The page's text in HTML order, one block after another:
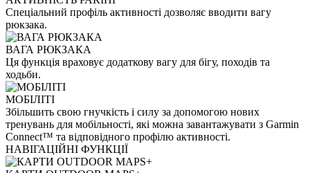
Спеціальний профіль активності дозволяє вводити вагу
рюкзака.
ВАГА РЮКЗАКА
Ця функція враховує додаткову вагу для бігу, походів та
ходьби.
МОБІЛІТІ
Збільшить свою гнучкість і силу за допомогою нових
тренувань для мобільності, які можна завантажувати з Garmin
Connect™ та відповідного профілю активності.
НАВІГАЦІЙНІ ФУНКЦІЇ